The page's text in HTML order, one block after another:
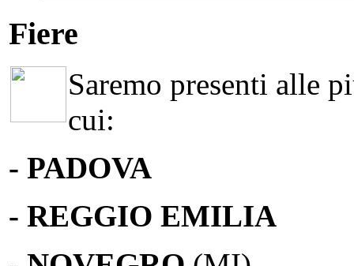
Fiere
Saremo presenti alle
cui:
- PADOVA
- REGGIO EMILIA